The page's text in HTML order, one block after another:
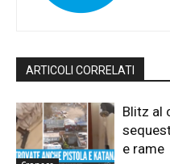
ARTICOLI CORRELATI
Blitz al
e rame